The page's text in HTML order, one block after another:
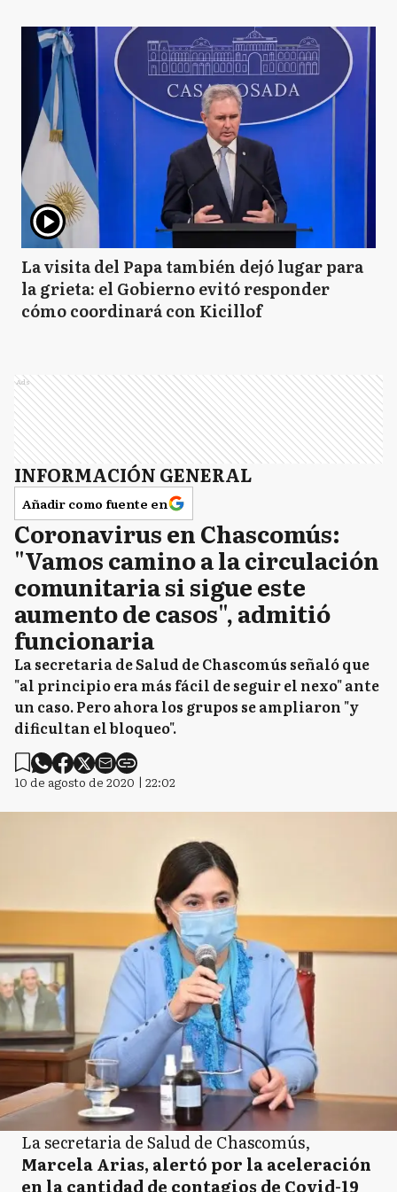
La visita del Papa también dejó lugar para
la grieta: el Gobierno evitó responder
cómo coordinará con Kicillof
Ads
INFORMACIÓN GENERAL
Añadir como fuente en
Coronavirus en Chascomús:
"Vamos camino a la circulación
comunitaria si sigue este
aumento de casos", admitió
funcionaria
La secretaria de Salud de Chascomús señaló que
"al principio era más fácil de seguir el nexo" ante
un caso. Pero ahora los grupos se ampliaron "y
dificultan el bloqueo".
10 de agosto de 2020 | 22:02
La secretaria de Salud de Chascomús,
Marcela Arias, alertó por la aceleración
en la cantidad de contagios de Covid-19